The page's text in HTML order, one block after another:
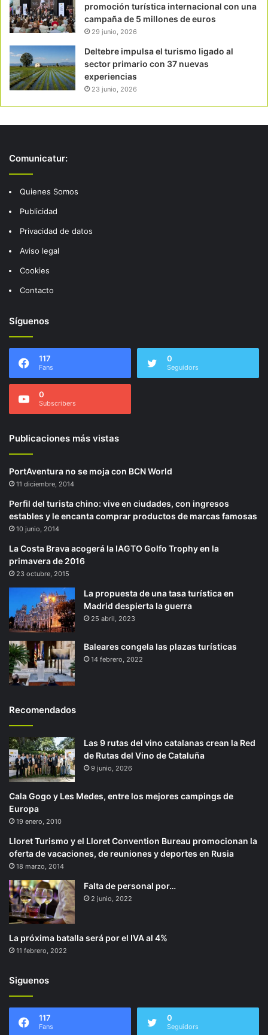
promoción turística internacional con una
campaña de 5 millones de euros
29 junio, 2026
Deltebre impulsa el turismo ligado al
sector primario con 37 nuevas
experiencias
23 junio, 2026
Comunicatur:
Quienes Somos
Publicidad
Privacidad de datos
Aviso legal
Cookies
Contacto
Síguenos
117
Fans
0
Seguidors
0
Subscribers
Publicaciones más vistas
PortAventura no se moja con BCN World
11 diciembre, 2014
Perfil del turista chino: vive en ciudades, con ingresos
estables y le encanta comprar productos de marcas famosas
10 junio, 2014
La Costa Brava acogerá la IAGTO Golfo Trophy en la
primavera de 2016
23 octubre, 2015
La propuesta de una tasa turística en
Madrid despierta la guerra
25 abril, 2023
Baleares congela las plazas turísticas
14 febrero, 2022
Recomendados
Las 9 rutas del vino catalanas crean la Red
de Rutas del Vino de Cataluña
9 junio, 2026
Cala Gogo y Les Medes, entre los mejores campings de
Europa
19 enero, 2010
Lloret Turismo y el Lloret Convention Bureau promocionan la
oferta de vacaciones, de reuniones y deportes en Rusia
18 marzo, 2014
Falta de personal por…
2 junio, 2022
La próxima batalla será por el IVA al 4%
11 febrero, 2022
Siguenos
117
Fans
0
Seguidors